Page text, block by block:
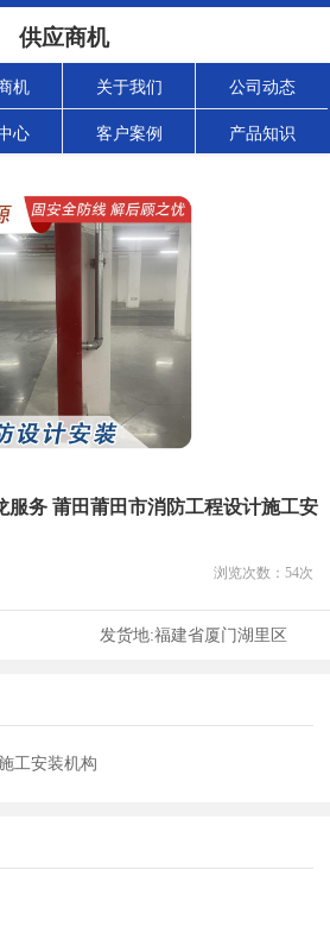
供应商机
机 关于我们 公司动态
心 客户案例 产品知识
服务 莆田莆田市消防工程设计施工安
浏览次数： 54次
发货地:福建省厦门湖里区
工安装机构